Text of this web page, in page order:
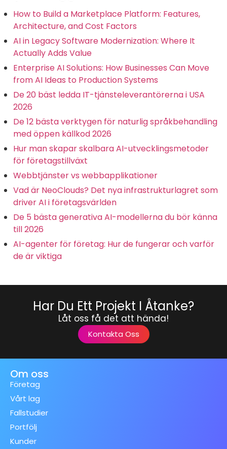
How to Build a Marketplace Platform: Features,
Architecture, and Cost Factors
AI in Legacy Software Modernization: Where It
Actually Adds Value
Enterprise AI Solutions: How Businesses Can Move
from AI Ideas to Production Systems
De 20 bäst ledda IT-tjänsteleverantörerna i USA
2026
De 12 bästa verktygen för naturlig språkbehandling
med öppen källkod 2026
Hur man skapar skalbara AI-utvecklingsmetoder
för företagstillväxt
Webbtjänster vs webbapplikationer
Vad är NeoClouds? Det nya infrastrukturlagret som
driver AI i företagsvärlden
De 5 bästa generativa AI-modellerna du bör känna
till 2026
AI-agenter för företag: Hur de fungerar och varför
de är viktiga
Har Du Ett Projekt I Åtanke?
Låt oss få det att hända!
Kontakta Oss
Om oss
Företag
Vårt lag
Fallstudier
Portfölj
Kunder